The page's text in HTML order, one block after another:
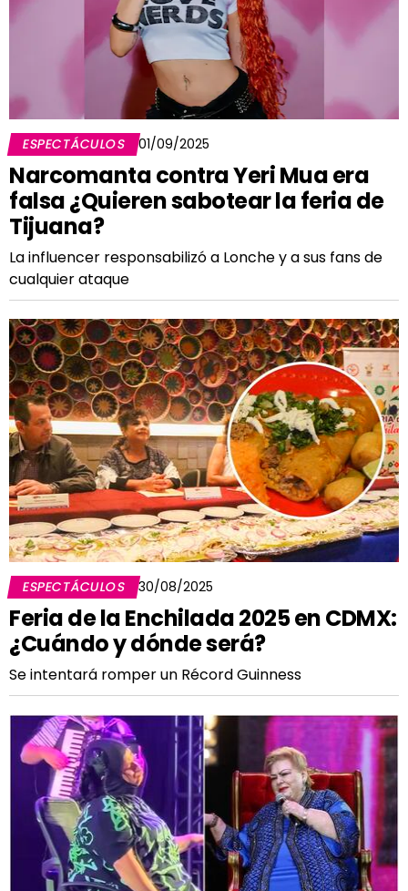
ESPECTÁCULOS 01/09/2025
Narcomanta contra Yeri Mua era
falsa ¿Quieren sabotear la feria de
Tijuana?
La influencer responsabilizó a Lonche y a sus fans de
cualquier ataque
ESPECTÁCULOS 30/08/2025
Feria de la Enchilada 2025 en CDMX:
¿Cuándo y dónde será?
Se intentará romper un Récord Guinness